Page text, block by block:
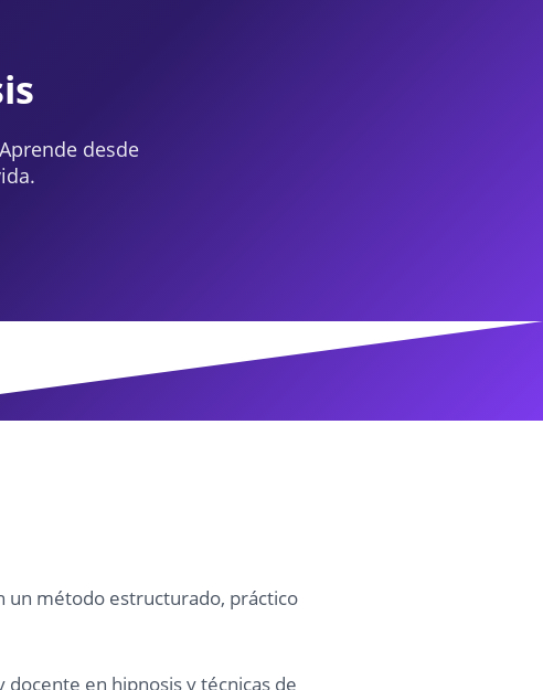
desde
un método estructurado, práctico
docente en hipnosis y técnicas de